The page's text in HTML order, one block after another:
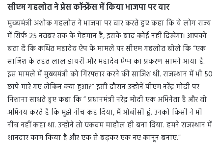
सीएम गहलोत ने प्रेस कॉन्फ्रेंस में किया भाजपा पर वार
मुख्यमंत्री अशोक गहलोत ने भाजपा पर वार करते हुए कहा कि ये लोग राज्य
में सिर्फ 25 नवंबर तक के मेहमान हैं, इसके बाद कोई नहीं दिखेगा। आपको
बता दें कि कथित महादेव ऐप के मामले पर सीएम गहलोत बोले कि “एक
साजिश के तहत लाल डायरी और महादेव ऐप्प का प्रकरण सामने आया है.
इस मामले में मुख्यमंत्री को गिरफ्तार करने की साजिश थी. राजस्थान में भी 50
छापे मारे गए लेकिन क्या हुआ?” इसी दौरान उन्होनें पीएम नरेंद्र मोदी पर
निशाना साधते हुए कहा कि ” प्रधानमंत्री नरेंद्र मोदी एक अभिनेता हैं और वो
अभिनय करते हैं कि मुझे नीच कह दिया, मैं ओबीसी हूं. उनको किसी ने भी
नीच नहीं कहा था. उन्होंने तो एकदम माहौल ही बना दिया. हमने राजस्थान में
शानदार काम किया है और एक से बढ़कर एक नए कानून बनाए.”